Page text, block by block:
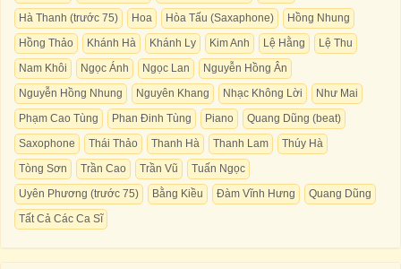
Hà Thanh (trước 75)
Hoa Hòa Tấu (Saxaphone)
Hồng Nhung
Hồng Thảo
Khánh Hà Khánh Ly Kim Anh Lệ Hằng
Lệ Thu
Nam Khôi
Ngọc Ánh Ngọc Lan
Nguyễn Hồng Ân
Nguyễn Hồng Nhung
Nguyên Khang Nhạc Không Lời
Như Mai
Phạm Cao Tùng
Phan Đinh Tùng Piano
Quang Dũng (beat)
Saxophone
Thái Thảo Thanh Hà Thanh Lam
Thúy Hà
Tòng Sơn
Trần Cao Trần Vũ
Tuấn Ngọc
Uyên Phương (trước 75)
Bằng Kiều Đàm Vĩnh Hưng
Quang Dũng
Tất Cả Các Ca Sĩ